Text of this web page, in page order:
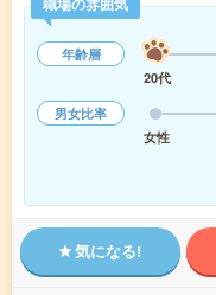
年齢層
20代
男女比率
女性
気になる!